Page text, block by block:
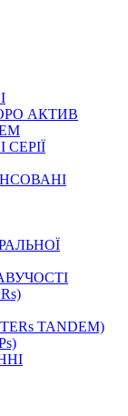
АКТИВ
СЕРIÏ
TANDEM)